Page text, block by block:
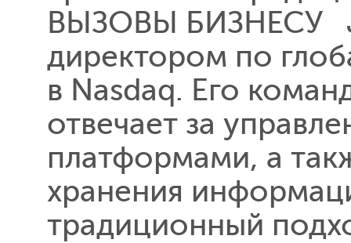
ВЫЗОВЫ БИЗНЕСУ
директором по
в Nasdaq. Его
отвечает за
платформами, а
хранения
традиционный